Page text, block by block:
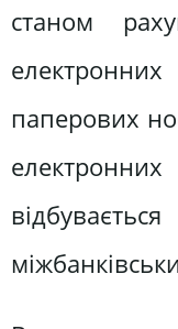
станом
паперових